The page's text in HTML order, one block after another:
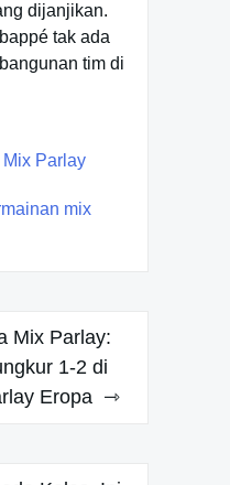
dijanjikan.
tak ada
tim di
Mix Parlay
mix
Mix Parlay:
1-2 di
Eropa